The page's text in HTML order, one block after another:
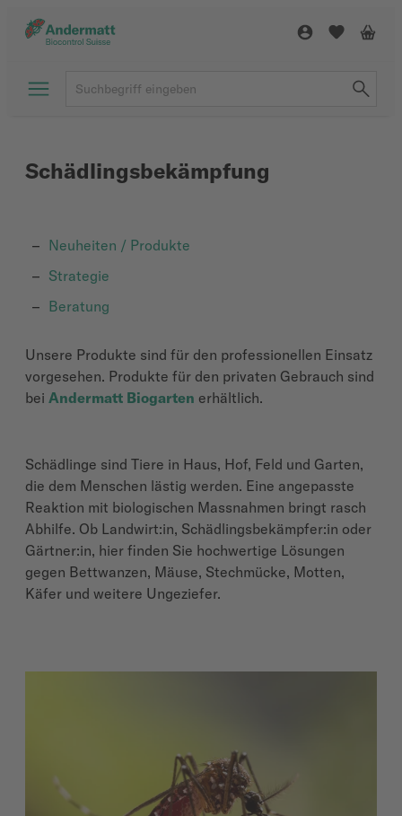
Schädlingsbekämpfung
Neuheiten / Produkte
Strategie
Beratung
Unsere Produkte sind für den professionellen Einsatz
vorgesehen. Produkte für den privaten Gebrauch sind
bei Andermatt Biogarten erhältlich.
Schädlinge sind Tiere in Haus, Hof, Feld und Garten,
die dem Menschen lästig werden. Eine angepasste
Reaktion mit biologischen Massnahmen bringt rasch
Abhilfe. Ob Landwirt:in, Schädlingsbekämpfer:in oder
Gärtner:in, hier finden Sie hochwertige Lösungen
gegen Bettwanzen, Mäuse, Stechmücke, Motten,
Käfer und weitere Ungeziefer.